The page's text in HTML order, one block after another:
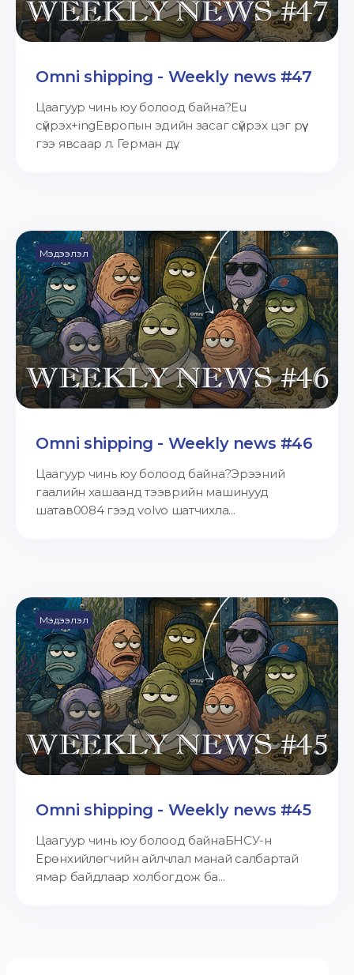
Omni shipping - Weekly news #47
Цаагуур чинь юу болоод байна?Eu
сүйрэх+ingЕвропын эдийн засаг сүйрэх цэг рүү
гээ явсаар л. Герман дү...
Мэдээлэл
Omni shipping - Weekly news #46
Цаагуур чинь юу болоод байна?Эрээний
гаалийн хашаанд тээврийн машинууд
шатав0084 гээд volvo шатчихла...
Мэдээлэл
Omni shipping - Weekly news #45
Цаагуур чинь юу болоод байнаБНСУ-н
Ерөнхийлөгчийн айлчлал манай салбартай
ямар байдлаар холбогдож ба...